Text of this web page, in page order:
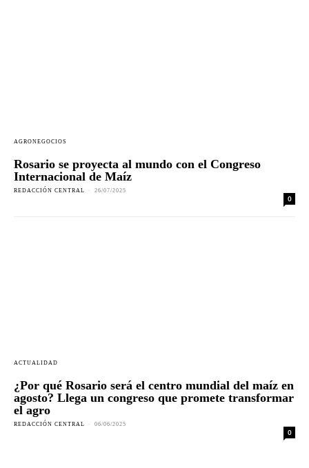
AGRONEGOCIOS
Rosario se proyecta al mundo con el Congreso
Internacional de Maíz
REDACCIÓN CENTRAL - 26/07/2025
0
ACTUALIDAD
¿Por qué Rosario será el centro mundial del maíz en
agosto? Llega un congreso que promete transformar
el agro
REDACCIÓN CENTRAL - 06/06/2025
0